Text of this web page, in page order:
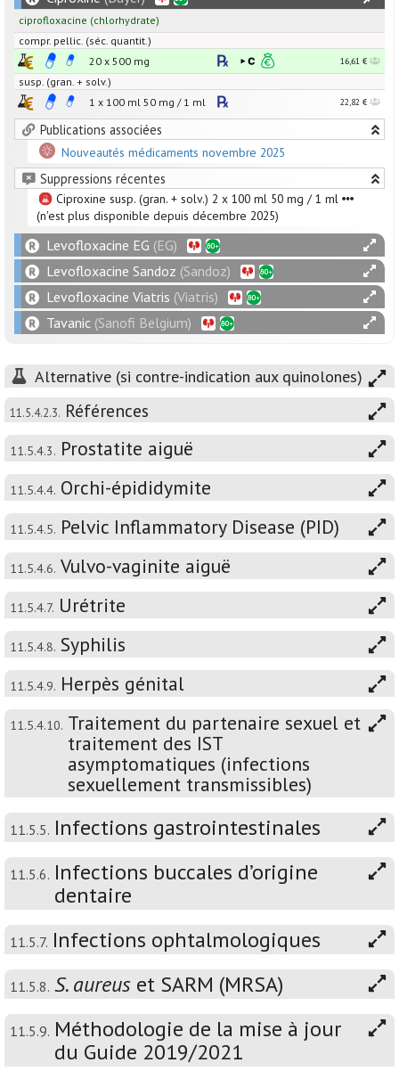
ciprofloxacine (chlorhydrate)
compr. pellic. (séc. quantit.)
20 x 500 mg 16,61 €
susp. (gran. + solv.)
1 x 100 ml 50 mg / 1 ml 22,82 €
Publications associées
Nouveautés médicaments novembre 2025
Suppressions récentes
Ciproxine susp. (gran. + solv.) 2 x 100 ml 50 mg / 1 ml
(n'est plus disponible depuis décembre 2025)
Levofloxacine EG (EG)
Levofloxacine Sandoz (Sandoz)
Levofloxacine Viatris (Viatris)
Tavanic (Sanofi Belgium)
Alternative (si contre-indication aux quinolones)
11.5.4.2.3. Références
11.5.4.3. Prostatite aiguë
11.5.4.4. Orchi-épididymite
11.5.4.5. Pelvic Inflammatory Disease (PID)
11.5.4.6. Vulvo-vaginite aiguë
11.5.4.7. Urétrite
11.5.4.8. Syphilis
11.5.4.9. Herpès génital
11.5.4.10. Traitement du partenaire sexuel et
traitement des IST
asymptomatiques (infections
sexuellement transmissibles)
11.5.5. Infections gastrointestinales
11.5.6. Infections buccales d’origine
dentaire
11.5.7. Infections ophtalmologiques
11.5.8. S. aureus et SARM (MRSA)
11.5.9. Méthodologie de la mise à jour
du Guide 2019/2021